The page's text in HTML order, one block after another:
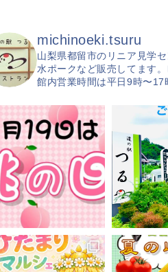
michinoeki.tsuru
山梨県都留市のリニア見学
水ポークなど販売してます
館内営業時間は平日9時〜17